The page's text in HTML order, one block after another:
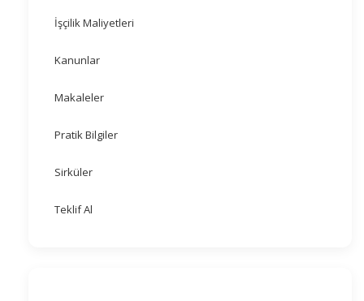
İşçilik Maliyetleri
Kanunlar
Makaleler
Pratik Bilgiler
Sirküler
Teklif Al